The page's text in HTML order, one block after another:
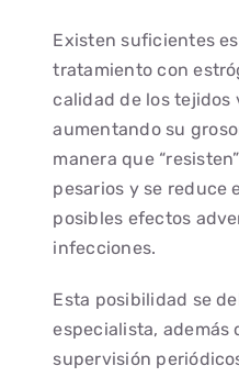
Existen suficientes
tratamiento con
calidad de los tejidos
aumentando su
manera que
pesarios y se reduce
posibles efectos
infecciones.
Esta posibilidad se
especialista,
supervisión